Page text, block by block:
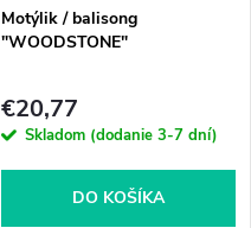
Motýlik / balisong
"WOODSTONE"
€20,77
Skladom (dodanie 3-7 dní)
DO KOŠÍKA